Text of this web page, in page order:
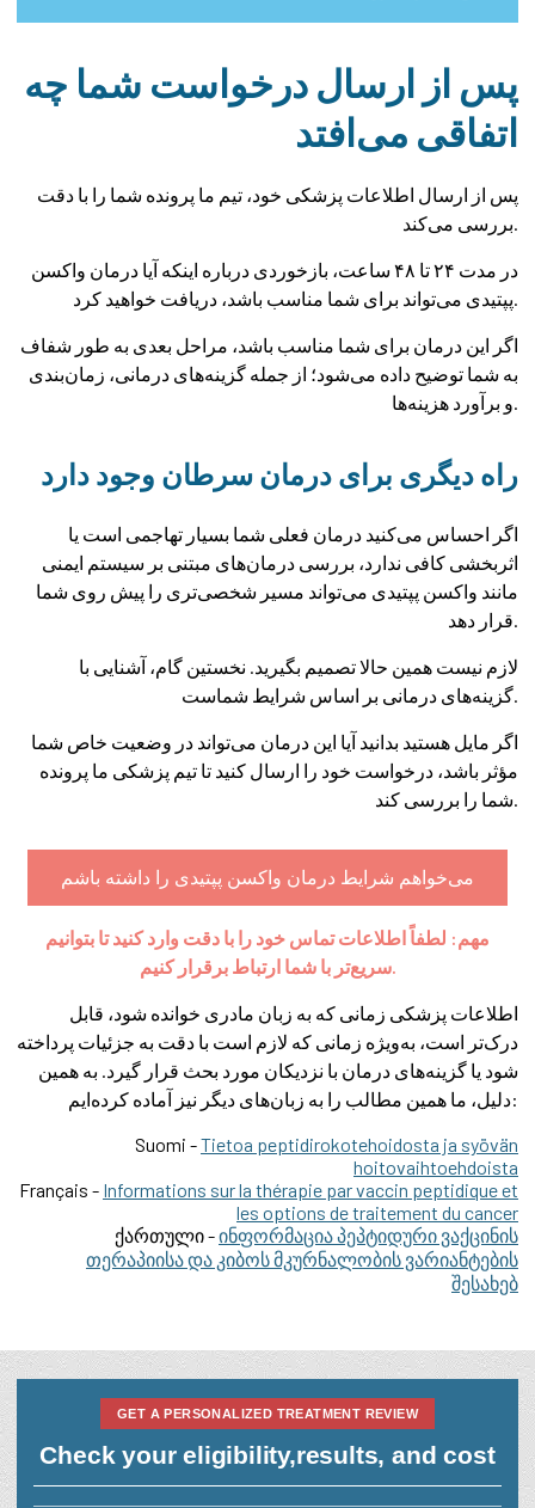
پس از ارسال درخواست شما چه
اتفاقی می‌افتد
پس از ارسال اطلاعات پزشکی خود، تیم ما پرونده شما را با دقت
بررسی می‌کند.
در مدت ۲۴ تا ۴۸ ساعت، بازخوردی درباره اینکه آیا درمان واکسن
پپتیدی می‌تواند برای شما مناسب باشد، دریافت خواهید کرد.
اگر این درمان برای شما مناسب باشد، مراحل بعدی به طور شفاف
به شما توضیح داده می‌شود؛ از جمله گزینه‌های درمانی، زمان‌بندی
و برآورد هزینه‌ها.
راه دیگری برای درمان سرطان وجود دارد
اگر احساس می‌کنید درمان فعلی شما بسیار تهاجمی است یا
اثربخشی کافی ندارد، بررسی درمان‌های مبتنی بر سیستم ایمنی
مانند واکسن پپتیدی می‌تواند مسیر شخصی‌تری را پیش روی شما
قرار دهد.
لازم نیست همین حالا تصمیم بگیرید. نخستین گام، آشنایی با
گزینه‌های درمانی بر اساس شرایط شماست.
اگر مایل هستید بدانید آیا این درمان می‌تواند در وضعیت خاص شما
مؤثر باشد، درخواست خود را ارسال کنید تا تیم پزشکی ما پرونده
شما را بررسی کند.
می‌خواهم شرایط درمان واکسن پپتیدی را داشته باشم
مهم: لطفاً اطلاعات تماس خود را با دقت وارد کنید تا بتوانیم
سریع‌تر با شما ارتباط برقرار کنیم.
اطلاعات پزشکی زمانی که به زبان مادری خوانده شود، قابل
درک‌تر است، به‌ویژه زمانی که لازم است با دقت به جزئیات پرداخته
شود یا گزینه‌های درمان با نزدیکان مورد بحث قرار گیرد. به همین
دلیل، ما همین مطالب را به زبان‌های دیگر نیز آماده کرده‌ایم:
Suomi -Tietoa peptidirokotehoidosta ja syövän
hoitovaihtoehdoista
Français - Informations sur la thérapie par vaccin peptidique et
les options de traitement du cancer
ქართული -ინფორმაცია პეპტიდური ვაქცინის
თერაპიისა და კიბოს მკურნალობის ვარიანტების
შესახებ
GET A PERSONALIZED TREATMENT REVIEW
Check your eligibility,results, and cost